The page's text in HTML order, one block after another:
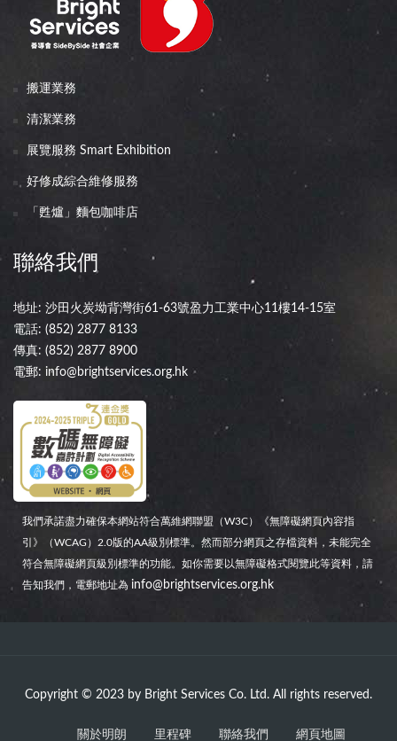
搬運業務
清潔業務
展覽服務 Smart Exhibition
好修成綜合維修服務
「甦爐」麵包咖啡店
聯絡我們
地址: 沙田火炭坳背灣街61-63號盈力工業中心11樓14-15室
電話: (852) 2877 8133
傳真: (852) 2877 8900
電郵: info@brightservices.org.hk
我們承諾盡力確保本網站符合萬維網聯盟（W3C）《無障礙網頁內容指
引》（WCAG）2.0版的AA級別標準。然而部分網頁之存檔資料，未能完全
符合無障礙網頁級別標準的功能。如你需要以無障礙格式閱覽此等資料，請
告知我們，電郵地址為 info@brightservices.org.hk
Copyright © 2023 by Bright Services Co. Ltd. All rights reserved.
關於明朗 里程碑 聯絡我們 網頁地圖